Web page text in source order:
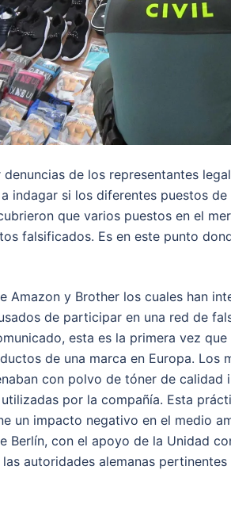
de los representantes
indagar si los diferentes puestos
que varios puestos en el
falsificados. Es en este punto
Amazon y Brother los cuales han
de participar en una red de
esta es la primera vez
de una marca en Europa. Los
con polvo de tóner de calidad
por la compañía. Esta
un impacto negativo en el medio
Berlín, con el apoyo de la Unidad
autoridades alemanas